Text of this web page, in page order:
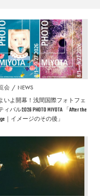
会 NEWS
いよ開幕！浅間国際フォトフェ
ィバル2026 PHOTO MIYOTA 「After the
｜イメージのその後」